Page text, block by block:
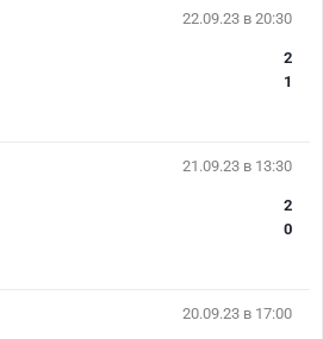
22.09.23 в 20:30
2
1
21.09.23 в 13:30
2
0
20.09.23 в 17:00